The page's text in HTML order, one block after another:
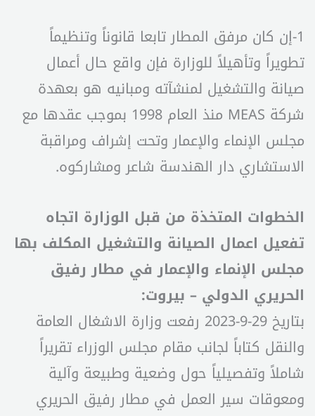
1-إن كان مرفق المطار تابعا قانوناً وتنظيماً
تطويراً وتأهيلاً للوزارة فإن واقع حال أعمال
صيانة والتشغيل لمنشآته ومبانيه هو بعهدة
شركة MEAS منذ العام 1998 بموجب عقدها مع
مجلس الإنماء والإعمار وتحت إشراف ومراقبة
الاستشاري دار الهندسة شاعر ومشاركوه.
الخطوات المتخذة من قبل الوزارة اتجاه
تفعيل اعمال الصيانة والتشغيل المكلف بها
مجلس الإنماء والإعمار في مطار رفيق
الحريري الدولي – بيروت:
بتاريخ 29-9-2023 رفعت وزارة الاشغال العامة
والنقل كتاباً لجانب مقام مجلس الوزراء تقريراً
شاملاً وتفصيلياً حول وضعية وطبيعة وآلية
ومعوقات سير العمل في مطار رفيق الحريري